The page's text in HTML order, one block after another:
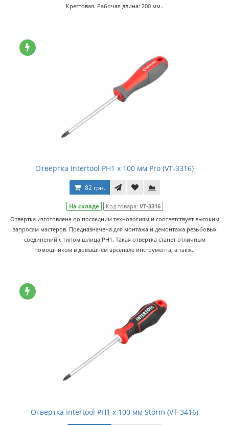
Крестовая. Рабочая длина: 200 мм..
Отвертка Intertool PH1 x 100 мм Pro (VT-3316)
82 грн.
На складе Код товара: VT-3316
Отвертка изготовлена по последним технологиям и соответствует высоким
запросам мастеров. Предназначена для монтажа и демонтажа резьбовых
соединений с типом шлица PH1. Такая отвертка станет отличным
помощником в домашнем арсенале инструмента, а такж..
Отвертка Intertool PH1 x 100 мм Storm (VT-3416)